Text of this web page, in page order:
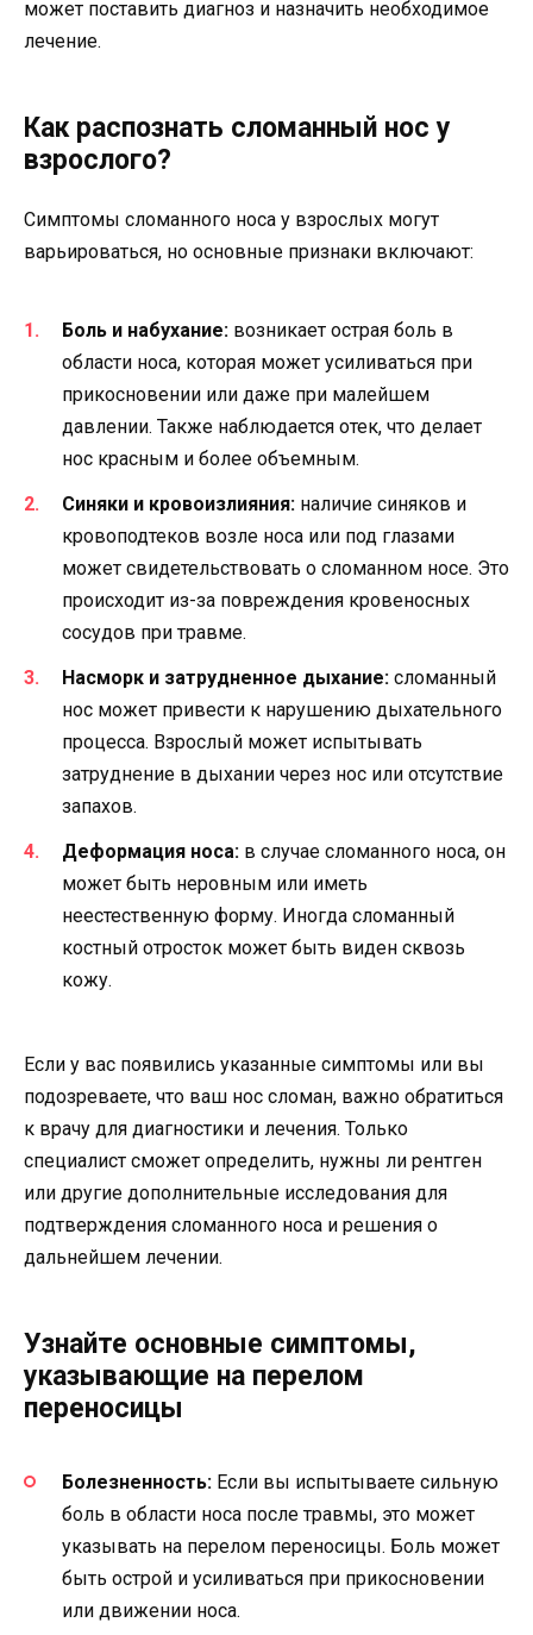
может поставить диагноз и назначить необходимое
лечение.
Как распознать сломанный нос у
взрослого?
Симптомы сломанного носа у взрослых могут
варьироваться, но основные признаки включают:
Боль и набухание: возникает острая боль в
области носа, которая может усиливаться при
прикосновении или даже при малейшем
давлении. Также наблюдается отек, что делает
нос красным и более объемным.
Синяки и кровоизлияния: наличие синяков и
кровоподтеков возле носа или под глазами
может свидетельствовать о сломанном носе. Это
происходит из-за повреждения кровеносных
сосудов при травме.
Насморк и затрудненное дыхание: сломанный
нос может привести к нарушению дыхательного
процесса. Взрослый может испытывать
затруднение в дыхании через нос или отсутствие
запахов.
Деформация носа: в случае сломанного носа, он
может быть неровным или иметь
неестественную форму. Иногда сломанный
костный отросток может быть виден сквозь
кожу.
Если у вас появились указанные симптомы или вы
подозреваете, что ваш нос сломан, важно обратиться
к врачу для диагностики и лечения. Только
специалист сможет определить, нужны ли рентген
или другие дополнительные исследования для
подтверждения сломанного носа и решения о
дальнейшем лечении.
Узнайте основные симптомы,
указывающие на перелом
переносицы
Болезненность: Если вы испытываете сильную
боль в области носа после травмы, это может
указывать на перелом переносицы. Боль может
быть острой и усиливаться при прикосновении
или движении носа.